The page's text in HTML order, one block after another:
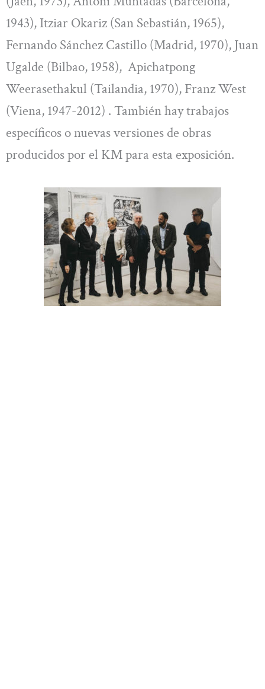
1943), Itziar Okariz (San Sebastián, 1965),
Fernando Sánchez Castillo (Madrid, 1970), Juan
Ugalde (Bilbao, 1958), Apichatpong
Weerasethakul (Tailandia, 1970), Franz West
(Viena, 1947-2012) . También hay trabajos
específicos o nuevas versiones de obras
producidos por el KM para esta exposición.